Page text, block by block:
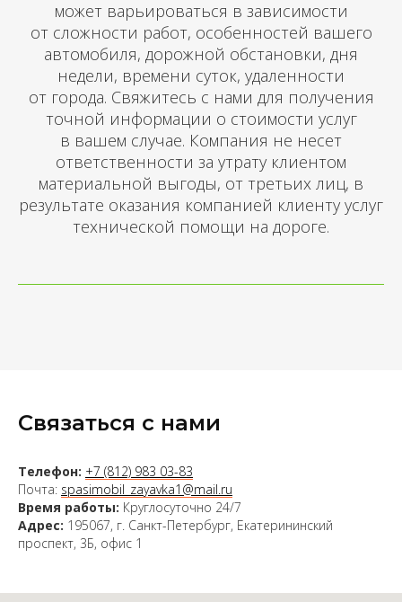
может варьироваться в зависимости
от сложности работ, особенностей вашего
автомобиля, дорожной обстановки, дня
недели, времени суток, удаленности
от города. Свяжитесь с нами для получения
точной информации о стоимости услуг
в вашем случае. Компания не несет
ответственности за утрату клиентом
материальной выгоды, от третьих лиц, в
результате оказания компанией клиенту услуг
технической помощи на дороге.
Связаться с нами
Телефон: +7 (812) 983 03-83
Почта: spasimobil_zayavka1@mail.ru
Время работы: Круглосуточно 24/7
Адрес: 195067, г. Санкт-Петербург, Екатерининский
проспект, 3Б, офис 1